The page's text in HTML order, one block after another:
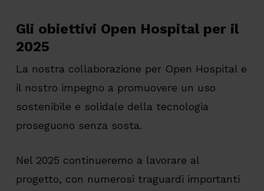
Gli obiettivi Open Hospital per il
2025
La nostra collaborazione per Open Hospital e
il nostro impegno a promuovere un uso
sostenibile e solidale della tecnologia
proseguono senza sosta.
Nel 2025 continueremo a lavorare al
progetto, con numerosi traguardi importanti